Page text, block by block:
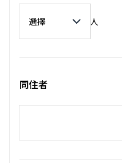
人
同住者